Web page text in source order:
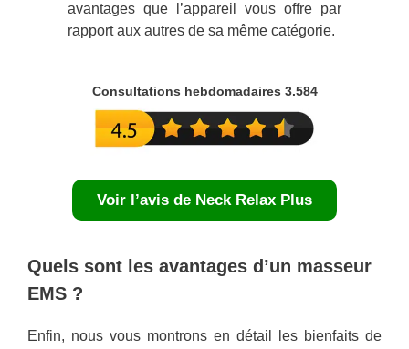
avantages que l’appareil vous offre par
rapport aux autres de sa même catégorie.
Consultations hebdomadaires 3.584
Voir l’avis de Neck Relax Plus
Quels sont les avantages d’un masseur
EMS ?
Enfin, nous vous montrons en détail les bienfaits de